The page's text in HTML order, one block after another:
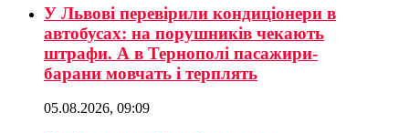
У Львові перевірили кондиціонери в
автобусах: на порушників чекають
штрафи. А в Тернополі пасажири-
барани мовчать і терплять
05.08.2026, 09:09